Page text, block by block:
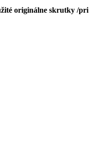
originálne skrutky /pri